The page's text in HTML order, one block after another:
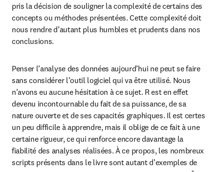
pris la décision de souligner la complexité de certains des
concepts ou méthodes présentées. Cette complexité doit
nous rendre d’autant plus humbles et prudents dans nos
conclusions.
Penser l’analyse des données aujourd’hui ne peut se faire
sans considérer l’outil logiciel qui va être utilisé. Nous
n’avons eu aucune hésitation à ce sujet. R est en effet
devenu incontournable du fait de sa puissance, de sa
nature ouverte et de ses capacités graphiques. Il est certes
un peu difficile à apprendre, mais il oblige de ce fait à une
certaine rigueur, ce qui renforce encore davantage la
fiabilité des analyses réalisées. À ce propos, les nombreux
scripts présents dans le livre sont autant d’exemples de